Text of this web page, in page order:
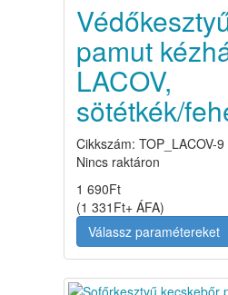
pamut
LACOV,
sötétkék/
Cikkszám: TOP_LACOV-9
Nincs raktáron
1 690Ft
(1 331 Ft+ ÁFA)
Válassz paramétereket